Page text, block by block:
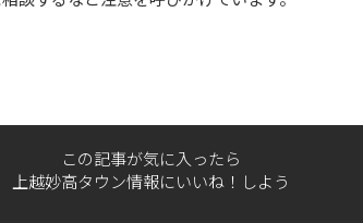
この記事が気に入ったら
上越妙高タウン情報にいいね！しよう